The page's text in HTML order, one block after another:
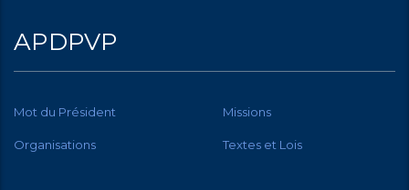
APDPVP
Mot du Président Missions
Organisations Textes et Lois